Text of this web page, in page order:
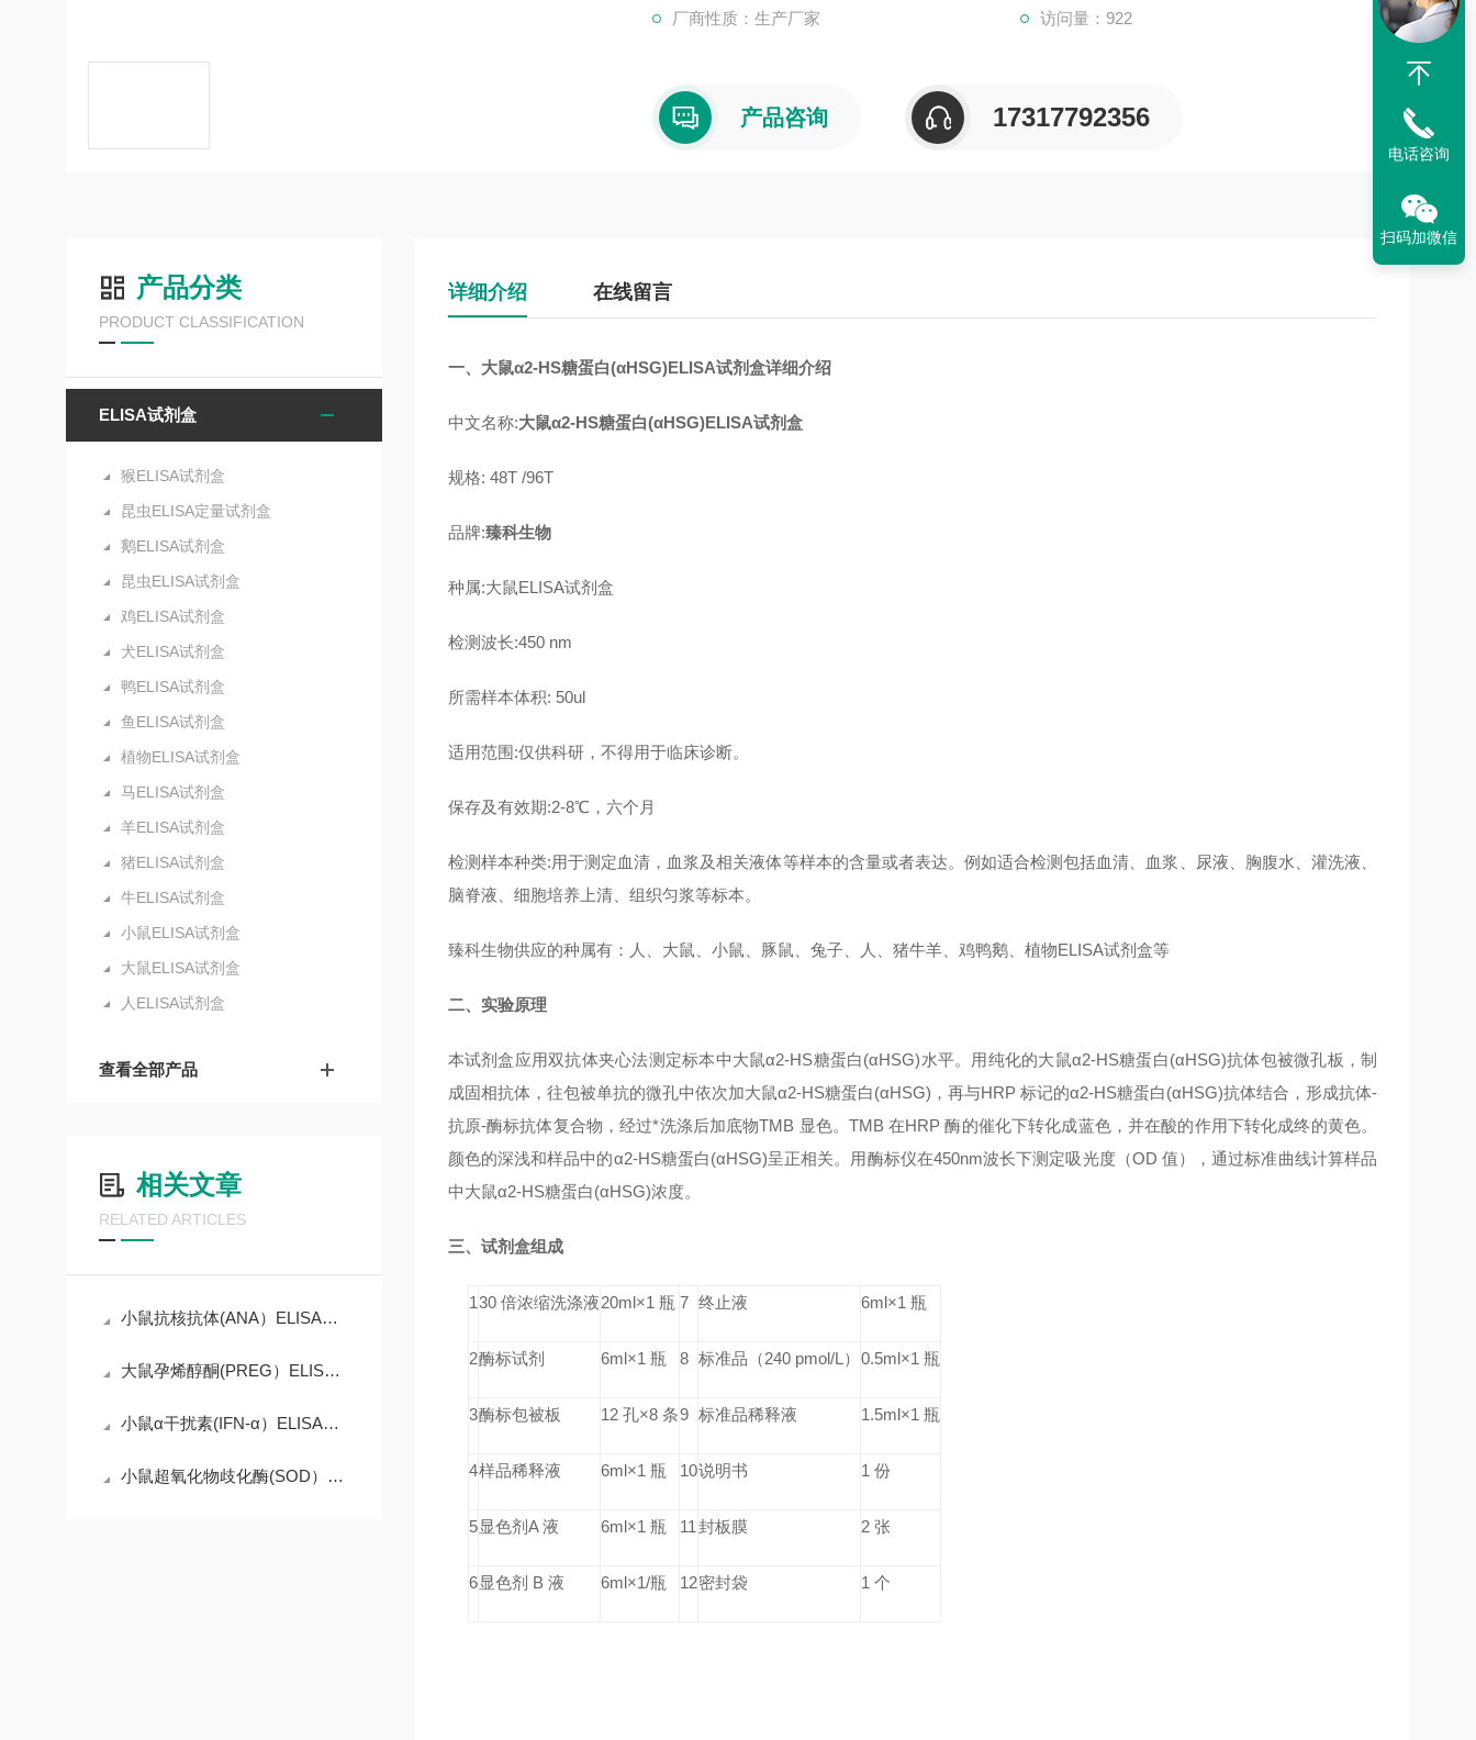
厂商性质：生产厂家 访问量：922
产品咨询 17317792356
产品分类
PRODUCT CLASSIFICATION
ELISA试剂盒
猴ELISA试剂盒
昆虫ELISA定量试剂盒
鹅ELISA试剂盒
昆虫ELISA试剂盒
鸡ELISA试剂盒
犬ELISA试剂盒
鸭ELISA试剂盒
鱼ELISA试剂盒
植物ELISA试剂盒
马ELISA试剂盒
羊ELISA试剂盒
猪ELISA试剂盒
牛ELISA试剂盒
小鼠ELISA试剂盒
大鼠ELISA试剂盒
人ELISA试剂盒
查看全部产品
相关文章
RELATED ARTICLES
小鼠抗核抗体(ANA）ELISA试剂盒操作说明
大鼠孕烯醇酮(PREG）ELISA试剂盒产品说明
小鼠α干扰素(IFN-α）ELISA试剂盒操作说明
小鼠超氧化物歧化酶(SOD）ELISA试剂盒简介
详细介绍 在线留言
一、 大鼠α2-HS糖蛋白(αHSG)ELISA试剂盒详细介绍
中文名称:大鼠α2-HS糖蛋白(αHSG)ELISA试剂盒
规格: 48T /96T
品牌:臻科生物
种属:大鼠ELISA试剂盒
检测波长:450 nm
所需样本体积: 50ul
适用范围:仅供科研，不得用于临床诊断。
保存及有效期:2-8℃，六个月
检测样本种类:用于测定血清，血浆及相关液体等样本的含量或者表达。例如适合检测包括血清、血浆、尿液、胸腹水、灌洗液、
脑脊液、细胞培养上清、组织匀浆等标本。
臻科生物供应的种属有：人、大鼠、小鼠、豚鼠、兔子、人、猪牛羊、鸡鸭鹅、植物ELISA试剂盒等
二、实验原理
本试剂盒应用双抗体夹心法测定标本中大鼠α2-HS糖蛋白(αHSG)水平。用纯化的大鼠α2-HS糖蛋白(αHSG)抗体包被微孔板，制
成固相抗体，往包被单抗的微孔中依次加大鼠α2-HS糖蛋白(αHSG) ，再与HRP 标记的α2-HS糖蛋白(αHSG)抗体结合，形成抗体-
抗原-酶标抗体复合物，经过*洗涤后加底物TMB 显色。TMB 在HRP 酶的催化下转化成蓝色，并在酸的作用下转化成终的黄色。
颜色的深浅和样品中的α2-HS糖蛋白(αHSG)呈正相关。用酶标仪在450nm波长下测定吸光度（OD 值），通过标准曲线计算样品
中大鼠α2-HS糖蛋白(αHSG)浓度。
三、试剂盒组成
130 倍浓缩洗涤液20ml×1 瓶 7 终止液 6ml×1 瓶
2酶标试剂 6ml×1 瓶 8 标准品（240 pmol/L） 0.5ml×1 瓶
3酶标包被板 12 孔×8 条9 标准品稀释液 1.5ml×1 瓶
4样品稀释液 6ml×1 瓶 10说明书 1 份
5显色剂A 液 6ml×1 瓶 11 封板膜 2 张
6显色剂 B 液 6ml×1/瓶 12密封袋 1 个
电话咨询
扫码加微信